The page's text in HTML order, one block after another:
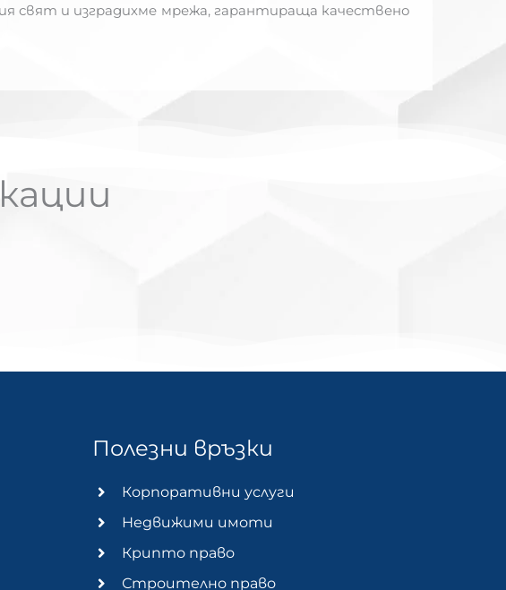
свят и изградихме мрежа, гарантираща качествено
Полезни връзки
Корпоративни услуги
Недвижими имоти
Крипто право
Строително право